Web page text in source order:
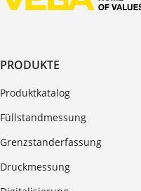
PRODUKTE
Produktkatalog
Füllstandmessung
Grenzstanderfassung
Druckmessung